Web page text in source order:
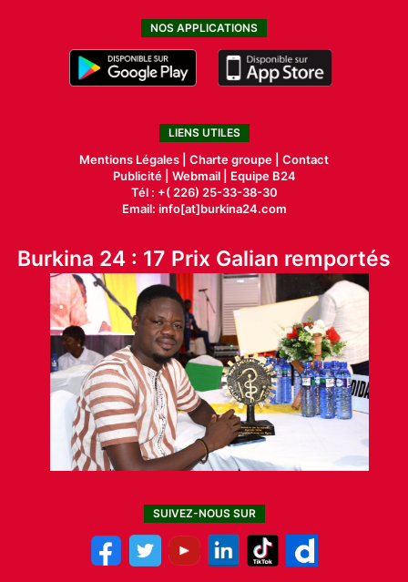
NOS APPLICATIONS
LIENS UTILES
Mentions Légales | Charte groupe | Contact
Publicité| Webmail |
Equipe B24
Tél : +( 226) 25-33-38-30
Email: info[at]burkina24.com
Burkina 24 : 17 Prix Galian remportés
SUIVEZ-NOUS SUR